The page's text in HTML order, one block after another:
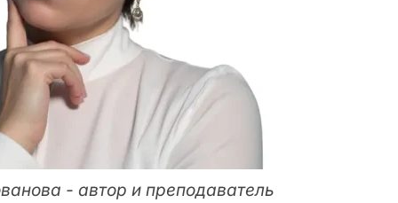
- автор и преподаватель